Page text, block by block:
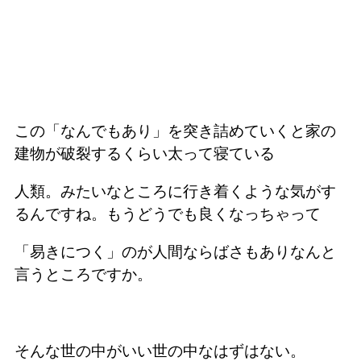
この「なんでもあり」を突き詰めていくと家の
建物が破裂するくらい太って寝ている
人類。みたいなところに行き着くような気がす
るんですね。もうどうでも良くなっちゃって
「易きにつく」のが人間ならばさもありなんと
言うところですか。
そんな世の中がいい世の中なはずはない。